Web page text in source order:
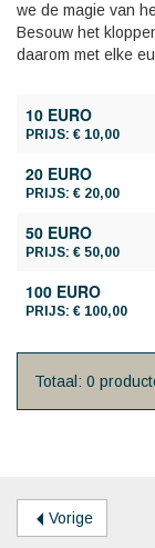
we de magie van
Besouw het
daarom met elke
10 EURO
PRIJS: € 10,00
20 EURO
PRIJS: € 20,00
50 EURO
PRIJS: € 50,00
100 EURO
PRIJS: € 100,00
Totaal: 0
Vorige